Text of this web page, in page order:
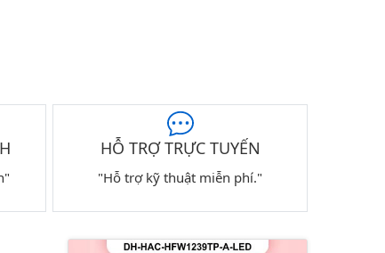
HỖ TRỢ TRỰC TUYẾN
"Hỗ trợ kỹ thuật miễn phí."